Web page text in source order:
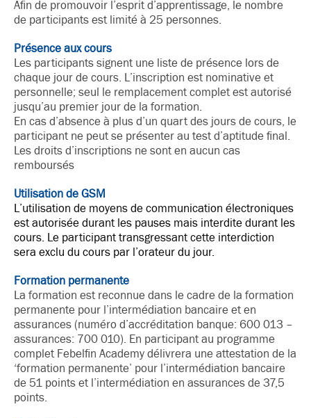
Afin de promouvoir l’esprit d’apprentissage, le nombre
de participants est limité à 25 personnes.
Présence aux cours
Les participants signent une liste de présence lors de
chaque jour de cours. L’inscription est nominative et
personnelle; seul le remplacement complet est autorisé
jusqu’au premier jour de la formation.
En cas d’absence à plus d’un quart des jours de cours, le
participant ne peut se présenter au test d’aptitude final.
Les droits d’inscriptions ne sont en aucun cas
remboursés
Utilisation de GSM
L’utilisation de moyens de communication électroniques
est autorisée durant les pauses mais interdite durant les
cours. Le participant transgressant cette interdiction
sera exclu du cours par l’orateur du jour.
Formation permanente
La formation est reconnue dans le cadre de la formation
permanente pour l’intermédiation bancaire et en
assurances (numéro d’accréditation banque: 600 013 –
assurances: 700 010). En participant au programme
complet Febelfin Academy délivrera une attestation de la
‘formation permanente’ pour l’intermédiation bancaire
de 51 points et l’intermédiation en assurances de 37,5
points.